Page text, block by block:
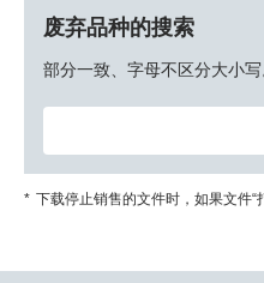
关于Shindengen
CSR信息
新闻和活动
废弃品种的搜索
部分一致、字母不区分大小写
下载停止销售的文件时，如果文件“